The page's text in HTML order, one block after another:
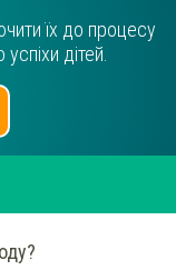
їх до процесу
дітей.